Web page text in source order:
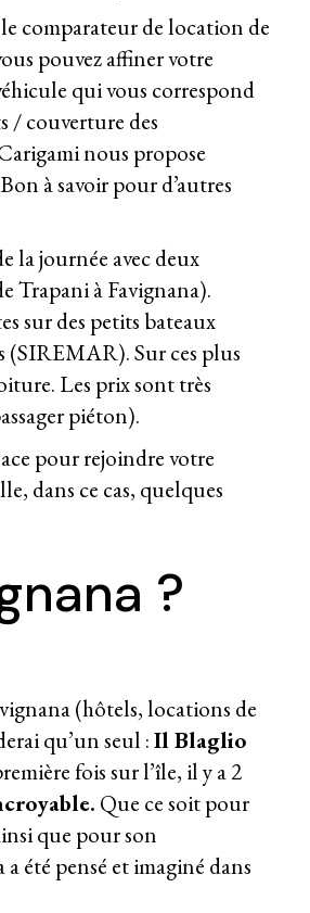
le comparateur de location de
pouvez affiner votre
qui vous correspond
/ couverture des
nous propose
à savoir pour d’autres
la journée avec deux
Trapani à Favignana).
sur des petits bateaux
(SIREMAR). Sur ces plus
Les prix sont très
piéton).
pour rejoindre votre
dans ce cas, quelques
?
(hôtels, locations de
qu’un seul :Il Blaglio
fois sur l’île, il y a 2
Que ce soit pour
que pour son
été pensé et imaginé dans